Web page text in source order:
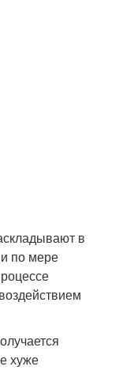
в
по мере
хуже